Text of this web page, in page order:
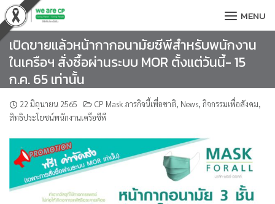
Skip
to
content
MENU
เปิดขายแล้วหน้ากากอนามัยซีพีสำหรับพนักงาน
ในเครือฯ สั่งซื้อผ่านระบบ MOR ตั้งแต่วันนี้- 15
ก.ค. 65 เท่านั้น
22 มิถุนายน 2565 CP Mask ภารกิจนี้เพื่อชาติ, News, กิจกรรมเพื่อสังคม,
สิทธิประโยชน์พนักงานเครือซีพี